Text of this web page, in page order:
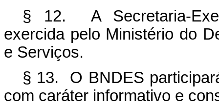
§ 12. A Secretaria-
exercida pelo Ministério do
e Serviços.
§ 13. O BNDES
com caráter informativo e